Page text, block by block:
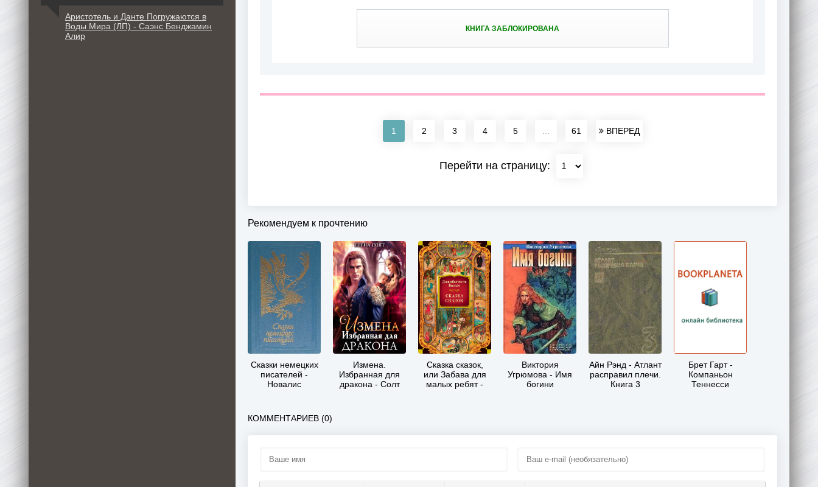
КНИГА ЗАБЛОКИРОВАНА
1 2 3 4 5 61 ВПЕРЕД
Перейти на страницу:
Рекомендуем к прочтению
Сказки немецких
писателей -
Новалис
Измена.
Избранная для
дракона - Солт
Сказка сказок,
или Забава для
малых ребят -
Виктория
Угрюмова - Имя
богини
Айн Рэнд - Атлант
расправил плечи.
Книга 3
Брет Гарт -
Компаньон
Теннесси
КОММЕНТАРИЕВ (0)
Аристотель и Данте Погружаются в
Воды Мира (ЛП) - Саэнс Бенджамин
Алир